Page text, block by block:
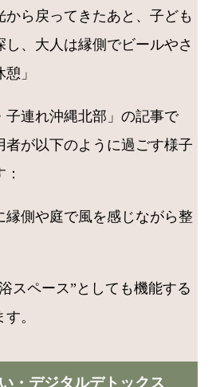
から戻ってきたあと、子ども
、大人は縁側でビールやさ
」
子連れ沖縄北部」の記事で
者が以下のように過ごす様子
縁側や庭で風を感じながら整
スペース”としても機能する
。
・デジタルデトックス